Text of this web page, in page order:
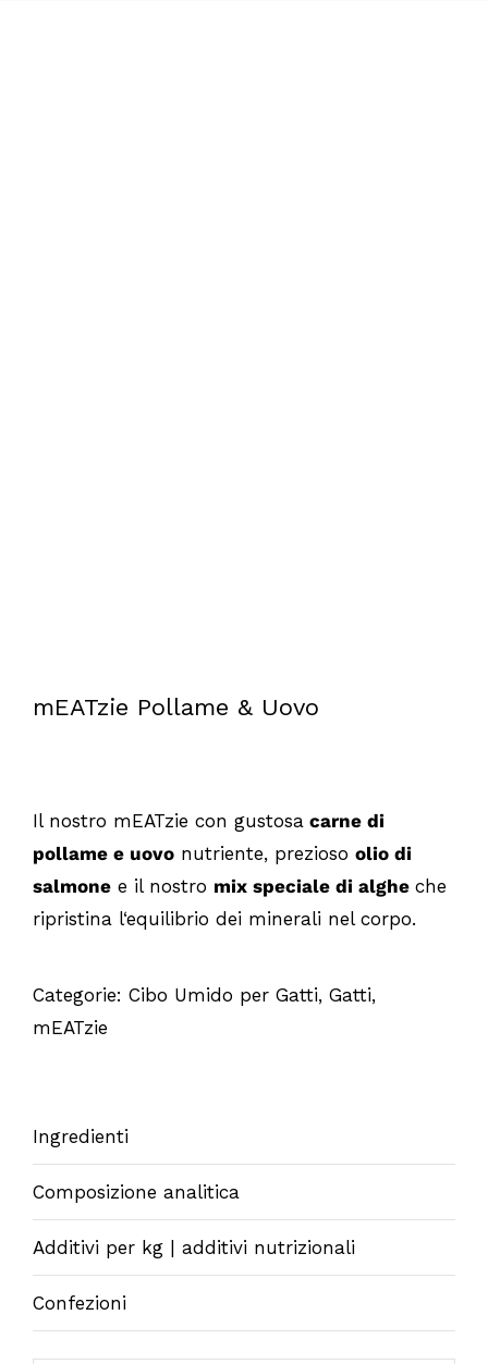
mEATzie Pollame & Uovo
Il nostro mEATzie con gustosa carne di
pollame e uovo nutriente, prezioso olio di
salmone e il nostro mix speciale di alghe che
ripristina l‘equilibrio dei minerali nel corpo.
Categorie: Cibo Umido per Gatti, Gatti,
mEATzie
Ingredienti
Composizione analitica
Additivi per kg | additivi nutrizionali
Confezioni